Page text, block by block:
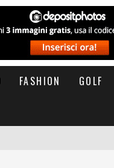
FASHION GOLF